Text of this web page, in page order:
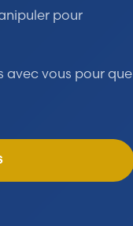
pour
avec vous pour que